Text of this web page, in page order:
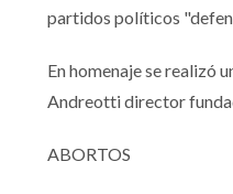
partidos políticos
En homenaje se realizó
Andreotti director
ABORTOS